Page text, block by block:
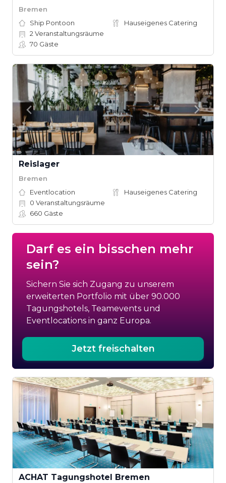
Bremen
Ship Pontoon
Hauseigenes Catering
2 Veranstaltungsräume
70 Gäste
Reislager
Bremen
Eventlocation
Hauseigenes Catering
0 Veranstaltungsräume
660 Gäste
Darf es ein bisschen mehr
sein?
Sichern Sie sich Zugang zu unserem
erweiterten Portfolio mit über 90.000
Tagungshotels, Teamevents und
Eventlocations in ganz Europa.
Jetzt freischalten
ACHAT Tagungshotel Bremen